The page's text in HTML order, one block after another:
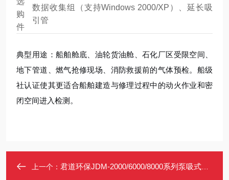
购
件
数据收集组（支持Windows 2000/XP）、延长吸
引管
典型用途：船舶舱底、油轮货油舱、石化厂区受限空间、
地下管道、燃气抢修现场、消防救援前的气体预检。船级
社认证使其更适合船舶建造与修理过程中的动火作业和密
闭空间进入检测。
上一个： 君道环保JDM-2000/6000/8000系列泵吸式丙烷检测仪 红外C3H8测定仪